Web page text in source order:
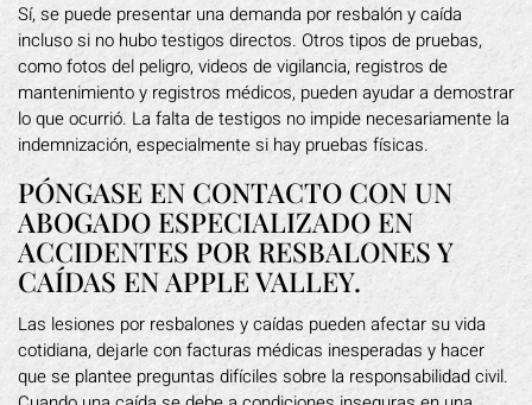
Sí, se puede presentar una demanda por resbalón y caída
incluso si no hubo testigos directos. Otros tipos de pruebas,
como fotos del peligro, videos de vigilancia, registros de
mantenimiento y registros médicos, pueden ayudar a demostrar
lo que ocurrió. La falta de testigos no impide necesariamente la
indemnización, especialmente si hay pruebas físicas.
PÓNGASE EN CONTACTO CON UN
ABOGADO ESPECIALIZADO EN
ACCIDENTES POR RESBALONES Y
CAÍDAS EN APPLE VALLEY.
Las lesiones por resbalones y caídas pueden afectar su vida
cotidiana, dejarle con facturas médicas inesperadas y hacer
que se plantee preguntas difíciles sobre la responsabilidad civil.